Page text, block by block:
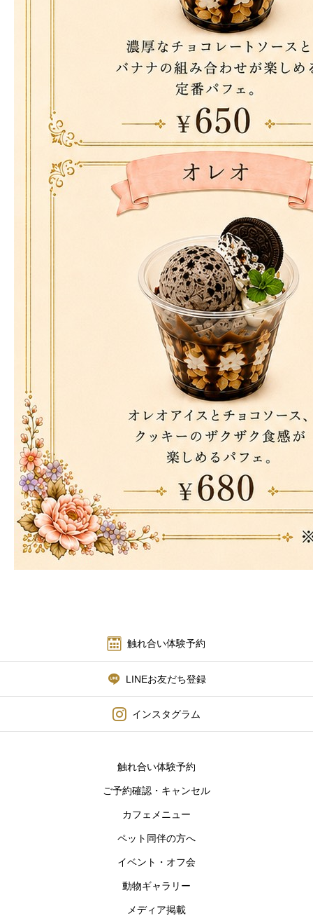
触れ合い体験予約
LINEお友だち登録
インスタグラム
触れ合い体験予約
ご予約確認・キャンセル
カフェメニュー
ペット同伴の方へ
イベント・オフ会
動物ギャラリー
メディア掲載